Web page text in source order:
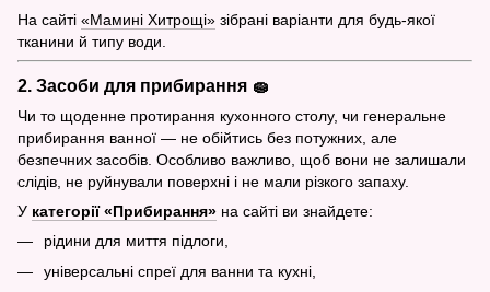
На сайті «Мамині Хитрощі» зібрані варіанти для будь-якої
тканини й типу води.
2. Засоби для прибирання 🧽
Чи то щоденне протирання кухонного столу, чи генеральне
прибирання ванної — не обійтись без потужних, але
безпечних засобів. Особливо важливо, щоб вони не залишали
слідів, не руйнували поверхні і не мали різкого запаху.
У категорії «Прибирання» на сайті ви знайдете:
рідини для миття підлоги,
універсальні спреї для ванни та кухні,